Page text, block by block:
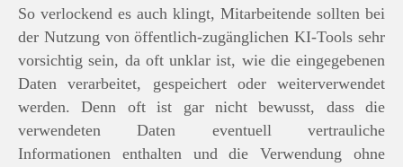
So verlockend es auch klingt, Mitarbeitende sollten bei
der Nutzung von öffentlich-zugänglichen KI-Tools sehr
vorsichtig sein, da oft unklar ist, wie die eingegebenen
Daten verarbeitet, gespeichert oder weiterverwendet
werden. Denn oft ist gar nicht bewusst, dass die
verwendeten Daten eventuell vertrauliche
Informationen enthalten und die Verwendung ohne